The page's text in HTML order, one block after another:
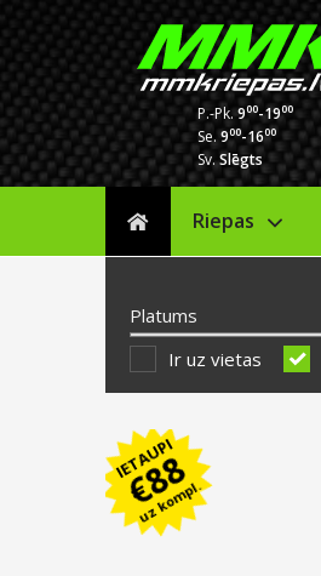
P.-Pk.900-1900
Se.900-1600
Sv.Slēgts
Riepas
Platums
Ir uz vietas
IETAUPI
€
88
uz kompl.